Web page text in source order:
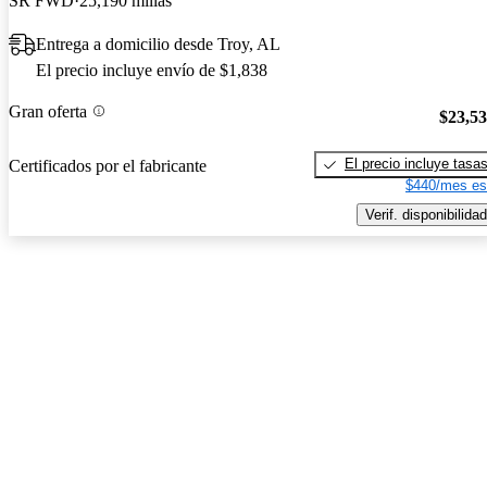
Entrega a domicilio desde Troy, AL
El precio incluye envío de $1,838
Gran oferta
Certificados por el fabricante
El precio incluye tasas
$440/mes
Verif. disponibilidad